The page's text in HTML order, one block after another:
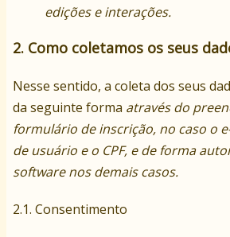
edições e interações.
2. Como coletamos os seus
Nesse sentido, a coleta dos seus
da seguinte forma através do
formulário de inscrição, no caso o
de usuário e o CPF, e de forma
software nos demais casos.
2.1. Consentimento